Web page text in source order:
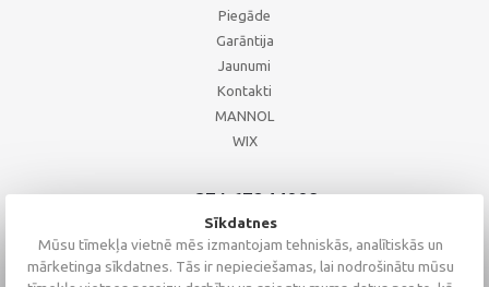
Piegāde
Garāntija
Jaunumi
Kontakti
MANNOL
WIX
+371 67244008
+371 67271055
+371 26002793
Sīkdatnes
Mūsu tīmekļa vietnē mēs izmantojam tehniskās, analītiskās un
mārketinga sīkdatnes. Tās ir nepieciešamas, lai nodrošinātu mūsu